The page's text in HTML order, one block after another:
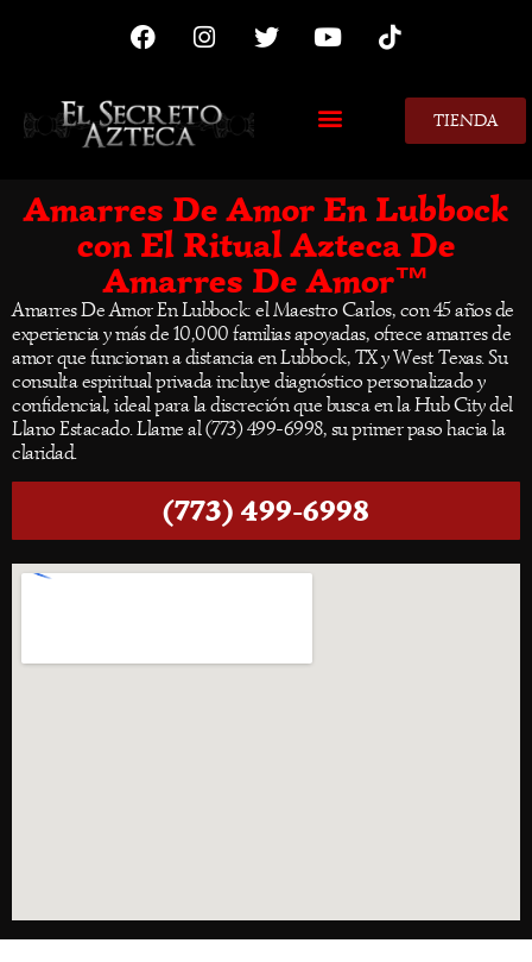
TIENDA
Amarres De Amor En Lubbock
con El Ritual Azteca De
Amarres De Amor™
Amarres De Amor En Lubbock: el Maestro Carlos, con 45 años de
experiencia y más de 10,000 familias apoyadas, ofrece amarres de
amor que funcionan a distancia en Lubbock, TX y West Texas. Su
consulta espiritual privada incluye diagnóstico personalizado y
confidencial, ideal para la discreción que busca en la Hub City del
Llano Estacado. Llame al (773) 499-6998, su primer paso hacia la
claridad.
(773) 499-6998